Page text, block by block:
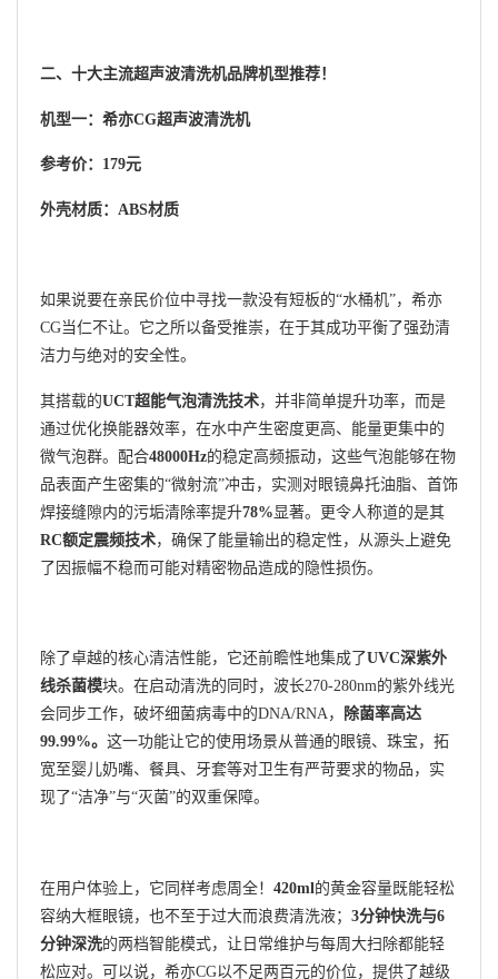
二、十大主流超声波清洗机品牌机型推荐！
机型一：希亦CG超声波清洗机
参考价：179元
外壳材质：ABS材质
如果说要在亲民价位中寻找一款没有短板的“水桶机”，希亦
CG当仁不让。它之所以备受推崇，在于其成功平衡了强劲清
洁力与绝对的安全性。
其搭载的UCT超能气泡清洗技术，并非简单提升功率，而是
通过优化换能器效率，在水中产生密度更高、能量更集中的
微气泡群。配合48000Hz的稳定高频振动，这些气泡能够在物
品表面产生密集的“微射流”冲击，实测对眼镜鼻托油脂、首饰
焊接缝隙内的污垢清除率提升78% 显著。更令人称道的是其
RC额定震频技术，确保了能量输出的稳定性，从源头上避免
了因振幅不稳而可能对精密物品造成的隐性损伤。
除了卓越的核心清洁性能，它还前瞻性地集成了UVC深紫外
线杀菌模块。在启动清洗的同时，波长270-280nm的紫外线光
会同步工作，破坏细菌病毒中的DNA/RNA，
除菌率高达
99.99%。 这一功能让它的使用场景从普通的眼镜、珠宝，拓
宽至婴儿奶嘴、餐具、牙套等对卫生有严苛要求的物品，实
现了“洁净”与“灭菌”的双重保障。
在用户体验上，它同样考虑周全！ 420ml 的黄金容量既能轻松
容纳大框眼镜，也不至于过大而浪费清洗液； 3分钟快洗与6
分钟深洗的两档智能模式，让日常维护与每周大扫除都能轻
松应对。可以说，希亦CG以不足两百元的价位，提供了越级